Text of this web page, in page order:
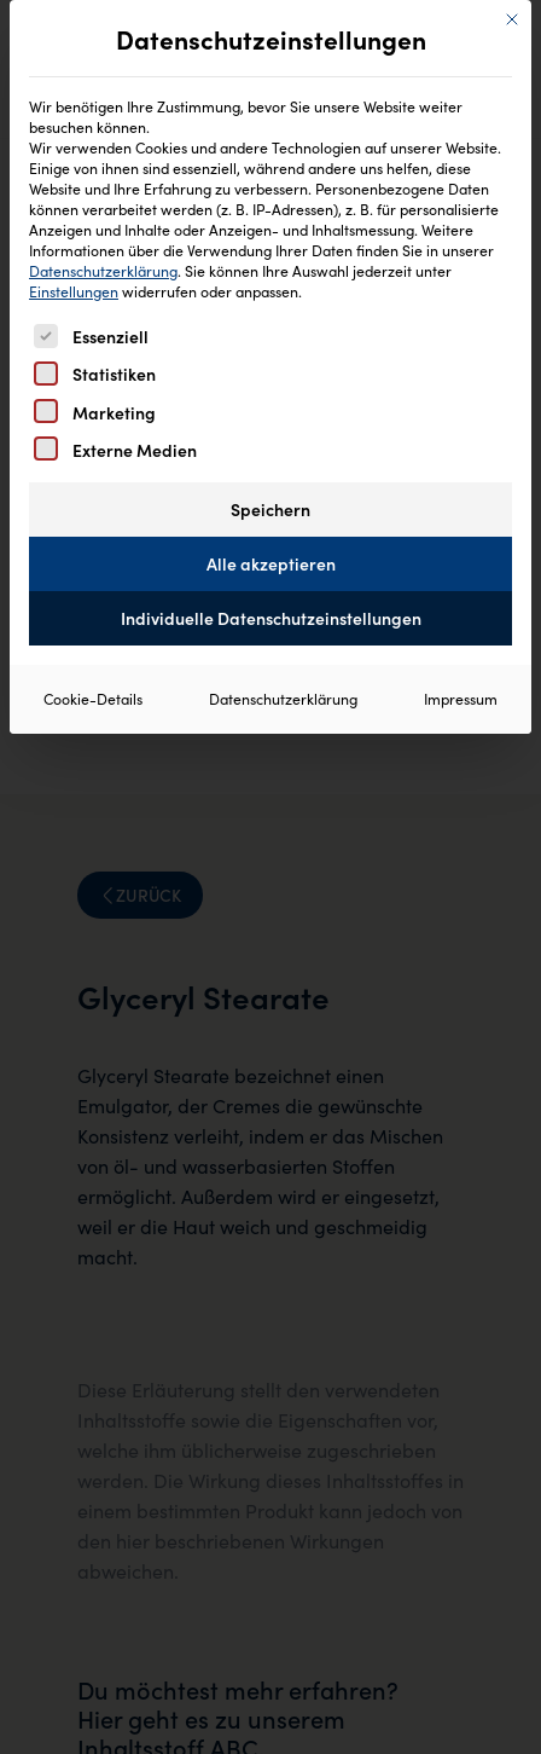
ZURÜCK
Glyceryl Stearate
Glyceryl Stearate bezeichnet einen
Emulgator, der Cremes die gewünschte
Konsistenz verleiht, indem er das Mischen
von öl- und wasserbasierten Stoffen
ermöglicht. Außerdem wird er eingesetzt,
weil er die Haut weich und geschmeidig
macht.
Diese Erläuterung stellt den verwendeten
Inhaltsstoffe sowie die Eigenschaften vor,
welche ihm üblicherweise zugeschrieben
werden. Die Wirkung dieses Inhaltsstoffes in
einem bestimmten Produkt kann jedoch von
den hier beschriebenen Wirkungen
abweichen.
Du möchtest mehr erfahren?
Hier geht es zu unserem
Mit
Datenschutzeinstellungen
Wir benötigen Ihre Zustimmung, bevor Sie unsere Website weiter
besuchen können.
Wir verwenden Cookies und andere Technologien auf unserer Website.
Einige von ihnen sind essenziell, während andere uns helfen, diese
Website und Ihre Erfahrung zu verbessern. Personenbezogene Daten
können verarbeitet werden (z. B. IP-Adressen), z. B. für personalisierte
Anzeigen und Inhalte oder Anzeigen- und Inhaltsmessung. Weitere
Informationen über die Verwendung Ihrer Daten finden Sie in unserer
Datenschutzerklärung. Sie können Ihre Auswahl jederzeit unter
Einstellungenwiderrufen oder anpassen.
Es folgt eine Liste der Service-Gruppen, für die eine
Essenziell
Statistiken
Marketing
Externe Medien
Speichern
Alle akzeptieren
Individuelle Datenschutzeinstellungen
Cookie-Details Datenschutzerklärung Impressum